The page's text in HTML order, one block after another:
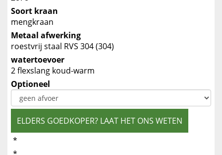
Soort kraan
mengkraan
Metaal afwerking
roestvrij staal RVS 304 (304)
watertoevoer
2 flexslang koud-warm
Optioneel
ELDERS GOEDKOPER? LAAT HET ONS WETEN
*